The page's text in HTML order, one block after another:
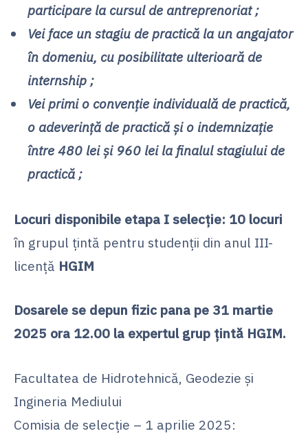
participare la cursul de antreprenoriat ;
Vei face un stagiu de practică la un angajator
în domeniu, cu posibilitate ulterioară de
internship ;
Vei primi o convenție individuală de practică,
o adeverință de practică și o indemnizație
între 480 lei și 960 lei la finalul stagiului de
practică ;
Locuri disponibile etapa I selecție: 10 locuri
în grupul țintă pentru studenții din anul III-
licență HGIM
Dosarele se depun fizic pana pe 31 martie
2025 ora 12.00 la expertul grup țintă HGIM.
Facultatea de Hidrotehnică, Geodezie și
Ingineria Mediului
Comisia de selecție – 1 aprilie 2025: